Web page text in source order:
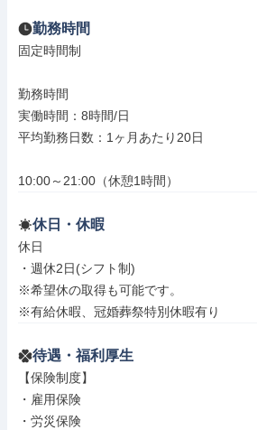
勤務時間
固定時間制
勤務時間
実働時間：8時間/日
平均勤務日数：1ヶ月あたり20日
10:00～21:00（休憩1時間）
休日・休暇
休日
・週休2日(シフト制)
※希望休の取得も可能です。
※有給休暇、冠婚葬祭特別休暇有り
待遇・福利厚生
【保険制度】
・雇用保険
・労災保険